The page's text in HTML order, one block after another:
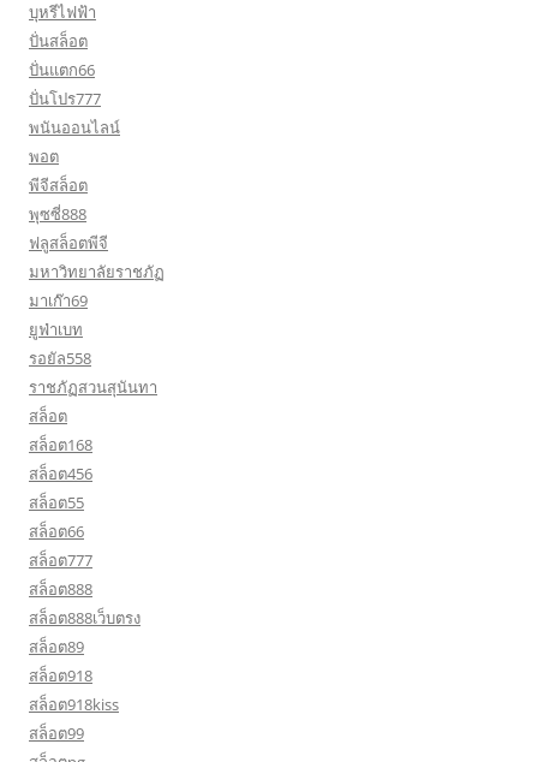
บุหรีไฟฟ้า
ปั่นสล็อต
ปั่นแตก66
ปั่นโปร777
พนันออนไลน์
พอต
พีจีสล็อต
พุซซี่888
ฟลูสล็อตพีจี
มหาวิทยาลัยราชภัฏ
มาเก๊า69
ยูฟ่าเบท
รอยัล558
ราชภัฏสวนสุนันทา
สล็อต
สล็อต168
สล็อต456
สล็อต55
สล็อต66
สล็อต777
สล็อต888
สล็อต888เว็บตรง
สล็อต89
สล็อต918
สล็อต918kiss
สล็อต99